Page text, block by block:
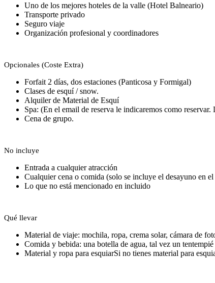
Uno de los mejores hoteles de la valle (Hotel Balneario)
Transporte privado
Seguro viaje
Organización profesional y coordinadores
Opcionales (Coste Extra)
Forfait 2 días, dos estaciones (Panticosa y Formigal)
Clases de esquí / snow.
Alquiler de Material de Esquí
Spa: (En el email de reserva le indicaremos como
Cena de grupo.
No incluye
Entrada a cualquier atracción
Cualquier cena o comida (solo se incluye el desayuno en
Lo que no está mencionado en incluido
Qué llevar
Material de viaje: mochila, ropa, crema solar, cámara de
Comida y bebida: una botella de agua, tal vez un
Material y ropa para esquiarSi no tienes material para